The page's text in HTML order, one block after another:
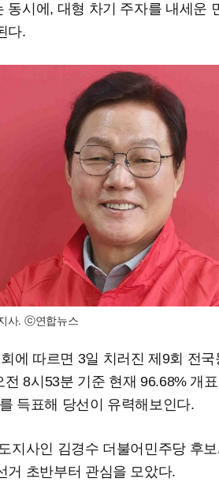
동시에, 대형 차기 주자를 내세운
다.
사. ⓒ연합뉴스
에 따르면 3일 치러진 제9회 전
전 8시53분 기준 현재 96.68% 개
득표해 당선이 유력해보인다.
지사인 김경수 더불어민주당 후
거 초반부터 관심을 모았다.